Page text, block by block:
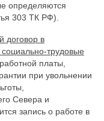
определяются
303 ТК РФ).
договор в
трудовые
платы,
при увольнении
Севера и
запись о работе в